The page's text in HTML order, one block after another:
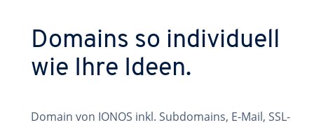
Domains so individuell
wie Ihre Ideen.
Domain von IONOS inkl. Subdomains, E-Mail, SSL-